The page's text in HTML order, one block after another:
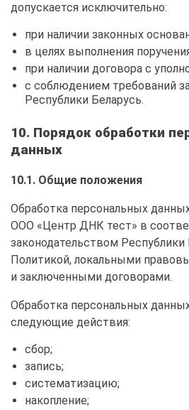
допускается исключительно:
при наличии законных
в целях выполнения
при наличии договора с
с соблюдением требований
Республики Беларусь.
10. Порядок обработки
данных
10.1. Общие положения
Обработка персональных
ООО «Центр ДНК тест» в
законодательством
Политикой, локальными
и заключенными договорами.
Обработка персональных
следующие действия:
сбор;
запись;
систематизацию;
накопление;